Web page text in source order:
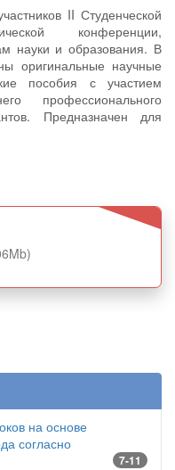
II Студенческой
конференции,
науки и образования. В
оригинальные научные
пособия с участием
профессионального
Предназначен для
на основе
согласно
7-11